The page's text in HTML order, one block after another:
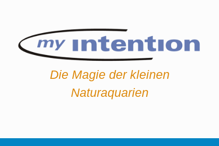
Die Magie der kleinen
Naturaquarien